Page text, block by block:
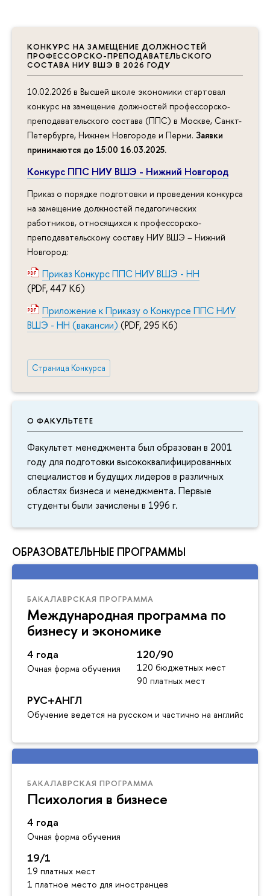
КОНКУРС НА ЗАМЕЩЕНИЕ ДОЛЖНОСТЕЙ
ПРОФЕССОРСКО-ПРЕПОДАВАТЕЛЬСКОГО
СОСТАВА НИУ ВШЭ В 2026 ГОДУ
10.02.2026 в Высшей школе экономики стартовал
конкурс на замещение должностей профессорско-
преподавательского состава (ППС) в Москве, Санкт-
Петербурге, Нижнем Новгороде и Перми. Заявки
принимаются до 15:00 16.03.2025.
Конкурс ППС НИУ ВШЭ - Нижний Новгород
Приказ о порядке подготовки и проведения конкурса
на замещение должностей педагогических
работников, относящихся к профессорско-
преподавательскому составу НИУ ВШЭ – Нижний
Новгород:
Приказ Конкурс ППС НИУ ВШЭ - НН
(PDF, 447 Кб)
Приложение к Приказу о Конкурсе ППС НИУ
ВШЭ - НН (вакансии) (PDF, 295 Кб)
Страница Конкурса
О ФАКУЛЬТЕТЕ
Факультет менеджмента был образован в 2001
году для подготовки высококвалифицированных
специалистов и будущих лидеров в различных
областях бизнеса и менеджмента. Первые
студенты были зачислены в 1996 г.
ОБРАЗОВАТЕЛЬНЫЕ ПРОГРАММЫ
БАКАЛАВРСКАЯ ПРОГРАММА
Международная программа по
бизнесу и экономике
4 года
Очная форма обучения
120/90
120 бюджетных мест
90 платных мест
РУС+АНГЛ
Обучение ведется на русском и частично на английском
БАКАЛАВРСКАЯ ПРОГРАММА
Психология в бизнесе
4 года
Очная форма обучения
19/1
19 платных мест
1 платное место для иностранцев